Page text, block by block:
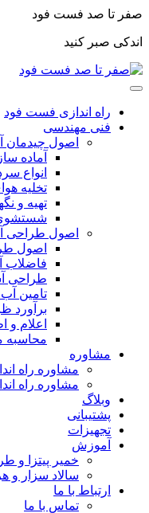
صفر تا صد فست فود
اندکی صبر کنید
راه اندازی فست فود
فنی مهندسی
اصول چیدمان
آماده
انواع
تخلیه
تهیه و
اصول طراحی
اصول
فاضلاب
طراحی
تامین
برآورد
اعلام
محاسبه
مشاوره
مشاوره راه
مشاوره راه
وبلاگ
پشتیبانی
تجهیزات
آموزش
خمیر پیتزا و
سالاد سزار و
ارتباط با ما
تماس با ما